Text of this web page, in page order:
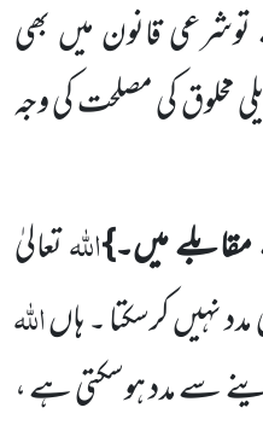
توشرعی قانون میں بھی
مخلوق کی مصلحت کی وجہ
میں۔}اللہتعالیٰ
نہیں کرسکتا ۔ ہاںاللہ
سے مدد ہوسکتی ہے ،